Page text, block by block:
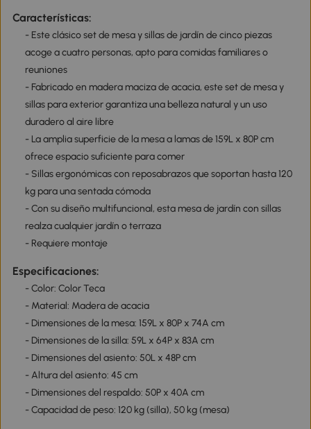
Características:
- Este clásico set de mesa y sillas de jardín de cinco piezas
acoge a cuatro personas, apto para comidas familiares o
reuniones
- Fabricado en madera maciza de acacia, este set de mesa y
sillas para exterior garantiza una belleza natural y un uso
duradero al aire libre
- La amplia superficie de la mesa a lamas de 159L x 80P cm
ofrece espacio suficiente para comer
- Sillas ergonómicas con reposabrazos que soportan hasta 120
kg para una sentada cómoda
- Con su diseño multifuncional, esta mesa de jardín con sillas
realza cualquier jardín o terraza
- Requiere montaje
Especificaciones:
- Color: Color Teca
- Material: Madera de acacia
- Dimensiones de la mesa: 159L x 80P x 74A cm
- Dimensiones de la silla: 59L x 64P x 83A cm
- Dimensiones del asiento: 50L x 48P cm
- Altura del asiento: 45 cm
- Dimensiones del respaldo: 50P x 40A cm
- Capacidad de peso: 120 kg (silla), 50 kg (mesa)